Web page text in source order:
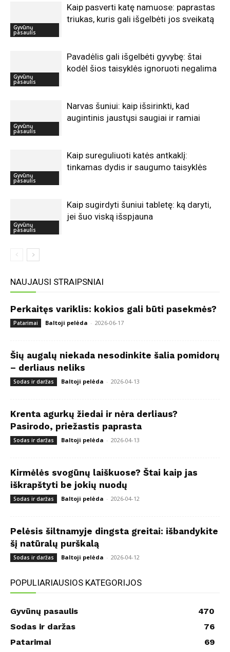
Gyvūnų
pasaulis
Kaip pasverti katę namuose: paprastas
triukas, kuris gali išgelbėti jos sveikatą
Gyvūnų
pasaulis
Pavadėlis gali išgelbėti gyvybę: štai
kodėl šios taisyklės ignoruoti negalima
Gyvūnų
pasaulis
Narvas šuniui: kaip išsirinkti, kad
augintinis jaustųsi saugiai ir ramiai
Gyvūnų
pasaulis
Kaip sureguliuoti katės antkaklį:
tinkamas dydis ir saugumo taisyklės
Gyvūnų
pasaulis
Kaip sugirdyti šuniui tabletę: ką daryti,
jei šuo viską išspjauna
NAUJAUSI STRAIPSNIAI
Perkaitęs variklis: kokios gali būti pasekmės?
Patarimai Baltoji pelėda - 2026-06-17
Šių augalų niekada nesodinkite šalia pomidorų
– derliaus neliks
Sodas ir daržas Baltoji pelėda - 2026-04-13
Krenta agurkų žiedai ir nėra derliaus?
Pasirodo, priežastis paprasta
Sodas ir daržas Baltoji pelėda - 2026-04-13
Kirmėlės svogūnų laiškuose? Štai kaip jas
iškrapštyti be jokių nuodų
Sodas ir daržas Baltoji pelėda - 2026-04-12
Pelėsis šiltnamyje dingsta greitai: išbandykite
šį natūralų purškalą
Sodas ir daržas Baltoji pelėda - 2026-04-12
POPULIARIAUSIOS KATEGORIJOS
Gyvūnų pasaulis
470
Sodas ir daržas
76
Patarimai
69